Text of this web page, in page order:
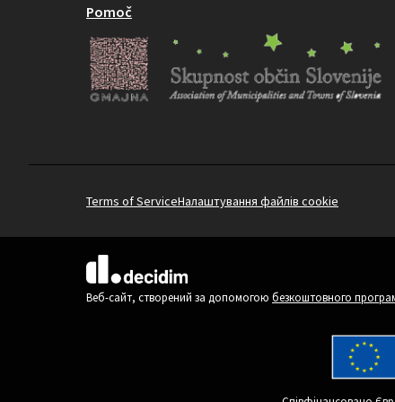
Pomoč
Terms of ServiceНалаштування файлів cookie
(Зовнішнє посилання)
Веб-сайт, створений за допомогою безкоштовного